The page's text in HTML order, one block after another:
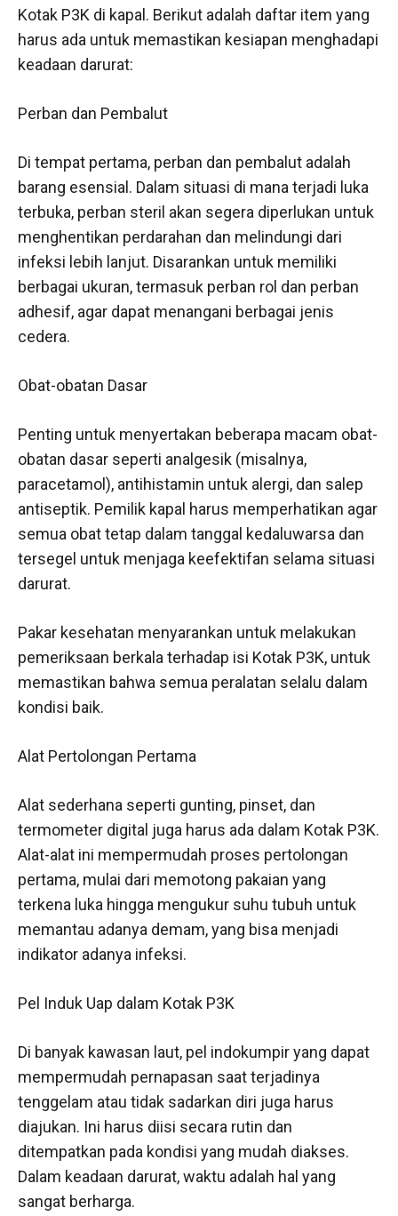
Kotak P3K di kapal. Berikut adalah daftar item yang
harus ada untuk memastikan kesiapan menghadapi
keadaan darurat:
Perban dan Pembalut
Di tempat pertama, perban dan pembalut adalah
barang esensial. Dalam situasi di mana terjadi luka
terbuka, perban steril akan segera diperlukan untuk
menghentikan perdarahan dan melindungi dari
infeksi lebih lanjut. Disarankan untuk memiliki
berbagai ukuran, termasuk perban rol dan perban
adhesif, agar dapat menangani berbagai jenis
cedera.
Obat-obatan Dasar
Penting untuk menyertakan beberapa macam obat-
obatan dasar seperti analgesik (misalnya,
paracetamol), antihistamin untuk alergi, dan salep
antiseptik. Pemilik kapal harus memperhatikan agar
semua obat tetap dalam tanggal kedaluwarsa dan
tersegel untuk menjaga keefektifan selama situasi
darurat.
Pakar kesehatan menyarankan untuk melakukan
pemeriksaan berkala terhadap isi Kotak P3K, untuk
memastikan bahwa semua peralatan selalu dalam
kondisi baik.
Alat Pertolongan Pertama
Alat sederhana seperti gunting, pinset, dan
termometer digital juga harus ada dalam Kotak P3K.
Alat-alat ini mempermudah proses pertolongan
pertama, mulai dari memotong pakaian yang
terkena luka hingga mengukur suhu tubuh untuk
memantau adanya demam, yang bisa menjadi
indikator adanya infeksi.
Pel Induk Uap dalam Kotak P3K
Di banyak kawasan laut, pel indokumpir yang dapat
mempermudah pernapasan saat terjadinya
tenggelam atau tidak sadarkan diri juga harus
diajukan. Ini harus diisi secara rutin dan
ditempatkan pada kondisi yang mudah diakses.
Dalam keadaan darurat, waktu adalah hal yang
sangat berharga.